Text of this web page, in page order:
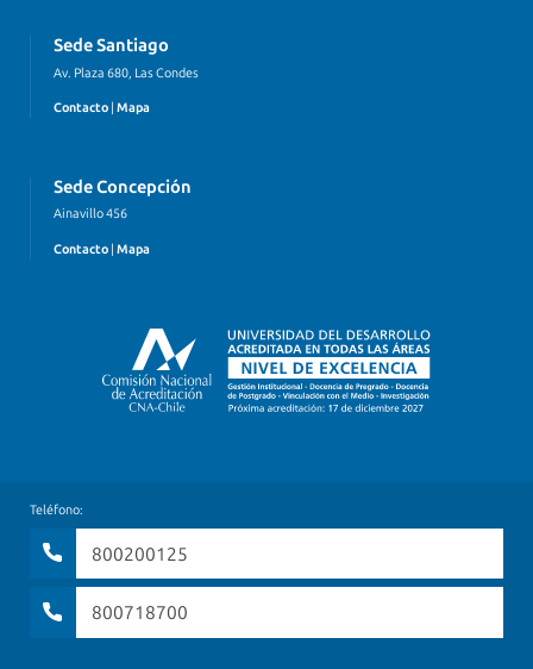
Sede Santiago
Av. Plaza 680, Las Condes
Contacto | Mapa
Sede Concepción
Ainavillo 456
Contacto | Mapa
Teléfono:
800200125
800718700